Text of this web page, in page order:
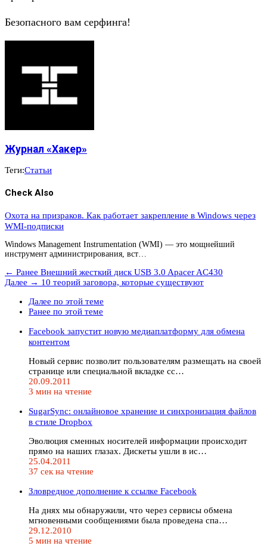
Безопасного вам серфинга!
Журнал «Хакер»
Теги:Статьи
Check Also
Охота на призраков. Как работает закрепление в Windows через
WMI-подписки
Windows Management Instrumentation (WMI) — это мощнейший
инструмент администрирования, вст…
← Ранее Внешний жесткий диск USB 3.0 Apacer AC430
Далее → 10 теорий заговора, которые существуют
Далее по этой теме
Ранее по этой теме
Facebook запустит новую медиаплатформу для обмена
контентом
Новый сервис позволит пользователям размещать на своей
странице или специальной вкладке сс…
20.09.2011
3 мин на чтение
SugarSync: онлайновое хранение и синхронизация файлов
в стиле Dropbox
Эволюция сменных носителей информации происходит
прямо на наших глазах. Дискеты ушли в ис…
25.04.2011
37 сек на чтение
Зловредное дополнение к ссылке Facebook
На днях мы обнаружили, что через сервисы обмена
мгновенными сообщениями была проведена спа…
29.12.2010
5 мин на чтение